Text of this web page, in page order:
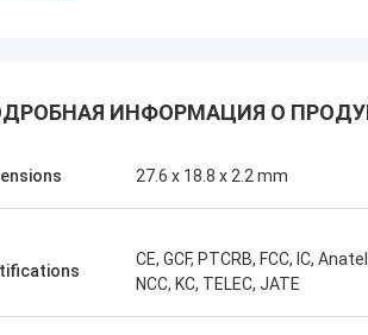
ИНФОРМАЦИЯ О
27.6 x 18.8 x 2.2 mm
CE, GCF, PTCRB, FCC, IC,
NCC, KC, TELEC, JATE